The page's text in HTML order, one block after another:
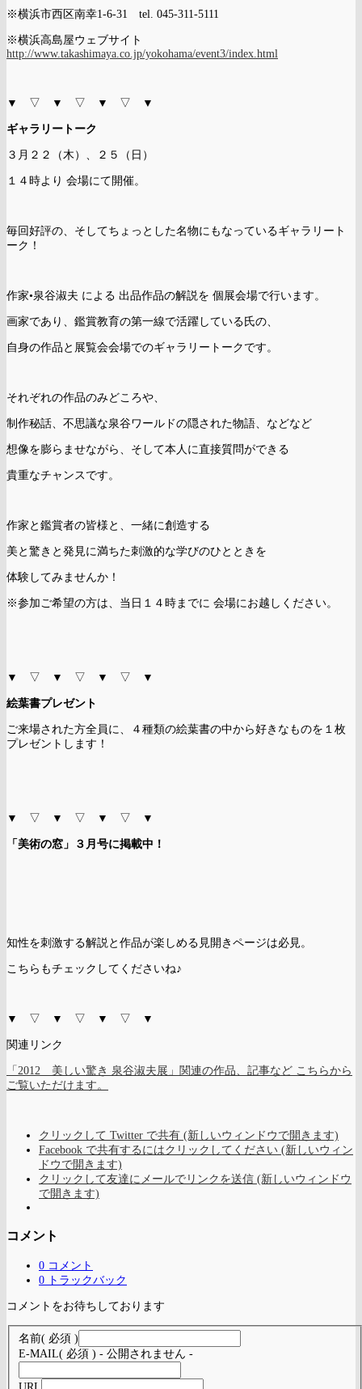
※横浜市西区南幸1-6-31 tel. 045-311-5111
※横浜高島屋ウェブサイト
http://www.takashimaya.co.jp/yokohama/event3/index.html
▼ ▽ ▼ ▽ ▼ ▽ ▼
ギャラリートーク
３月２２（木）、２５（日）
１４時より 会場にて開催。
毎回好評の、そしてちょっとした名物にもなっているギャラリート
ーク！
作家•泉谷淑夫 による 出品作品の解説を 個展会場で行います。
画家であり、鑑賞教育の第一線で活躍している氏の、
自身の作品と展覧会会場でのギャラリートークです。
それぞれの作品のみどころや、
制作秘話、不思議な泉谷ワールドの隠された物語、などなど
想像を膨らませながら、そして本人に直接質問ができる
貴重なチャンスです。
作家と鑑賞者の皆様と、一緒に創造する
美と驚きと発見に満ちた刺激的な学びのひとときを
体験してみませんか！
※参加ご希望の方は、当日１４時までに 会場にお越しください。
▼ ▽ ▼ ▽ ▼ ▽ ▼
絵葉書プレゼント
ご来場された方全員に、４種類の絵葉書の中から好きなものを１枚
プレゼントします！
▼ ▽ ▼ ▽ ▼ ▽ ▼
「美術の窓」３月号に掲載中！
知性を刺激する解説と作品が楽しめる見開きページは必見。
こちらもチェックしてくださいね♪
▼ ▽ ▼ ▽ ▼ ▽ ▼
関連リンク
「2012 美しい驚き 泉谷淑夫展」関連の作品、記事など こちらから
ご覧いただけます。
クリックして Twitter で共有 (新しいウィンドウで開きます)
Facebook で共有するにはクリックしてください (新しいウィン
ドウで開きます)
クリックして友達にメールでリンクを送信 (新しいウィンドウ
で開きます)
コメント
0 コメント
0 トラックバック
コメントをお待ちしております
名前( 必須 )
E-MAIL( 必須 ) - 公開されません -